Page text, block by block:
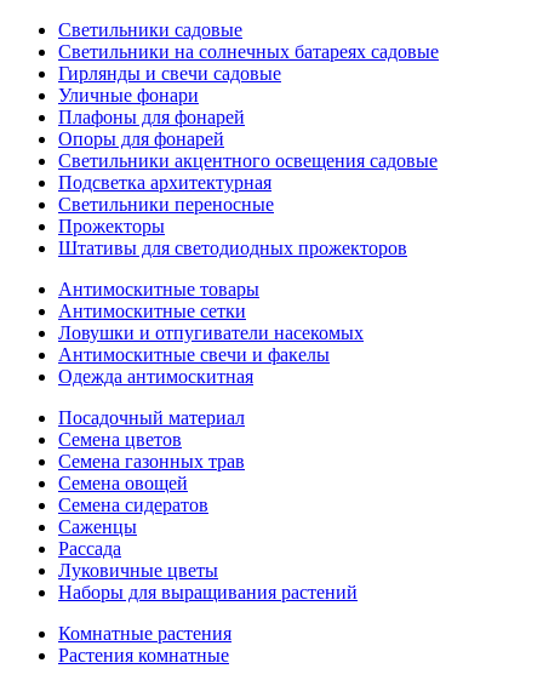
Светильники садовые
Светильники на солнечных батареях садовые
Гирлянды и свечи садовые
Уличные фонари
Плафоны для фонарей
Опоры для фонарей
Светильники акцентного освещения садовые
Подсветка архитектурная
Светильники переносные
Прожекторы
Штативы для светодиодных прожекторов
Антимоскитные товары
Антимоскитные сетки
Ловушки и отпугиватели насекомых
Антимоскитные свечи и факелы
Одежда антимоскитная
Посадочный материал
Семена цветов
Семена газонных трав
Семена овощей
Семена сидератов
Саженцы
Рассада
Луковичные цветы
Наборы для выращивания растений
Комнатные растения
Растения комнатные